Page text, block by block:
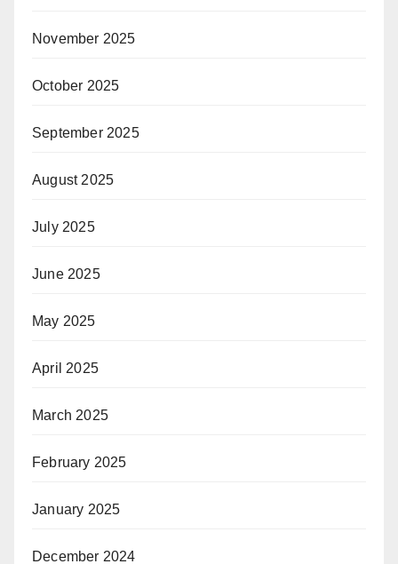
November 2025
October 2025
September 2025
August 2025
July 2025
June 2025
May 2025
April 2025
March 2025
February 2025
January 2025
December 2024